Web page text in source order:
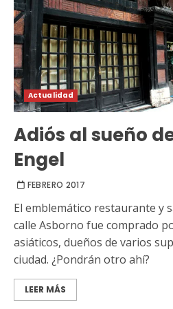
Actualidad
Adiós al sueño
Engel
FEBRERO 2017
El emblemático restaurante y
calle Asborno fue comprado
asiáticos, dueños de varios
ciudad. ¿Pondrán otro ahí?
LEER MÁS